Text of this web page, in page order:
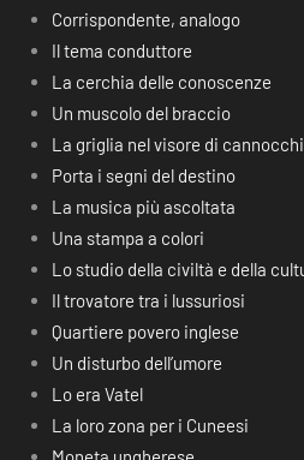
Corrispondente, analogo
Il tema conduttore
La cerchia delle conoscenze
Un muscolo del braccio
La griglia nel visore di
Porta i segni del destino
La musica più ascoltata
Una stampa a colori
Lo studio della civiltà e della
Il trovatore tra i lussuriosi
Quartiere povero inglese
Un disturbo dell’umore
Lo era Vatel
La loro zona per i Cuneesi